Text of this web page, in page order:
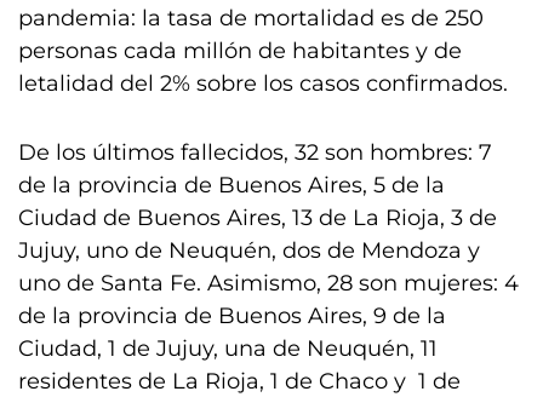
pandemia: la tasa de mortalidad es de 250
personas cada millón de habitantes y de
letalidad del 2% sobre los casos confirmados.
De los últimos fallecidos, 32 son hombres: 7
de la provincia de Buenos Aires, 5 de la
Ciudad de Buenos Aires, 13 de La Rioja, 3 de
Jujuy, uno de Neuquén, dos de Mendoza y
uno de Santa Fe. Asimismo, 28 son mujeres: 4
de la provincia de Buenos Aires, 9 de la
Ciudad, 1 de Jujuy, una de Neuquén, 11
residentes de La Rioja, 1 de Chaco y 1 de